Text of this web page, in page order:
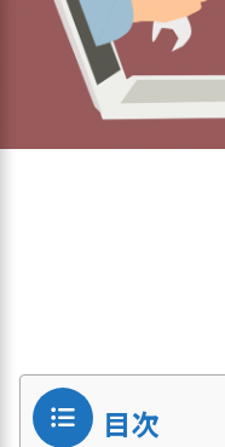
目次